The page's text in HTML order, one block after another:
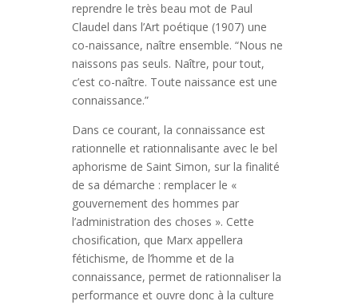
reprendre le très beau mot de Paul
Claudel dans l’Art poétique (1907) une
co-naissance, naître ensemble. “Nous ne
naissons pas seuls. Naître, pour tout,
c’est co-naître. Toute naissance est une
connaissance.”
Dans ce courant, la connaissance est
rationnelle et rationnalisante avec le bel
aphorisme de Saint Simon, sur la finalité
de sa démarche : remplacer le «
gouvernement des hommes par
l’administration des choses ». Cette
chosification, que Marx appellera
fétichisme, de l’homme et de la
connaissance, permet de rationnaliser la
performance et ouvre donc à la culture